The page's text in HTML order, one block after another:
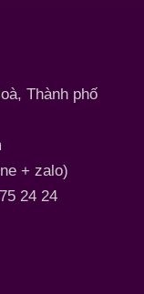
Thành phố
+ zalo)
24 24